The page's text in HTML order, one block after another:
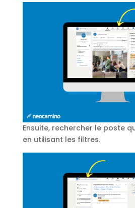
Ensuite, rechercher le poste
en utilisant les filtres.